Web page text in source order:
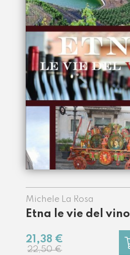
Etna le vie del vino
Michele La Rosa
22,50 €
21,38 €